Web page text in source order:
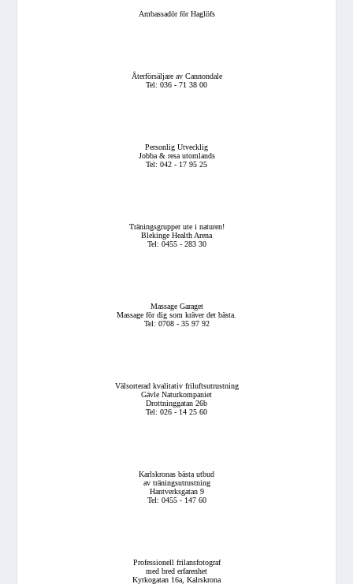
Ambassadör för Haglöfs
Återförsäljare av Cannondale
Tel: 036 - 71 38 00
Personlig Utvecklig
Jobba & resa utomlands
Tel: 042 - 17 95 25
Träningsgrupper ute i naturen!
Blekinge Health Arena
Tel: 0455 - 283 30
Massage Garaget
Massage för dig som kräver det bästa.
Tel: 0708 - 35 97 92
Välsorterad kvalitativ friluftsutrustning
Gävle Naturkompaniet
Drottninggatan 26b
Tel: 026 - 14 25 60
Karlskronas bästa utbud
av träningsutrustning
Hantverksgatan 9
Tel: 0455 - 147 60
Professionell frilansfotograf
med bred erfarenhet
Kyrkogatan 16a, Kalrskrona